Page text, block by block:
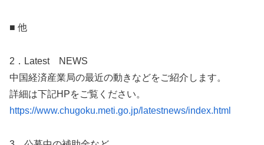
■ 他
2．Latest NEWS
中国経済産業局の最近の動きなどをご紹介します。
詳細は下記HPをご覧ください。
https://www.chugoku.meti.go.jp/latestnews/index.html